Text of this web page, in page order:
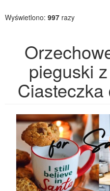
Wyświetlono: 997 razy
pieguski
Ciasteczka